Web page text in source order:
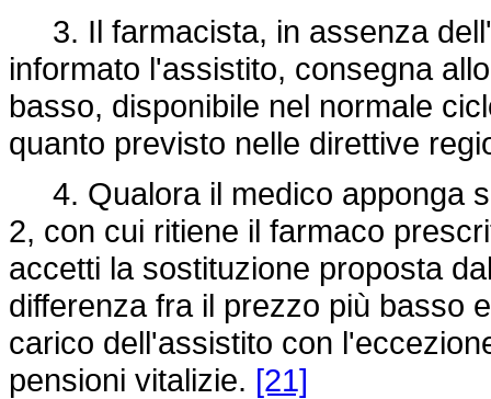
3. Il farmacista, in assenza
informato l'assistito, consegna
basso, disponibile nel normale
quanto previsto nelle direttive
4. Qualora il medico apponga
2, con cui ritiene il farmaco
accetti la sostituzione proposta
differenza fra il prezzo più basso
carico dell'assistito con
pensioni vitalizie. [21]